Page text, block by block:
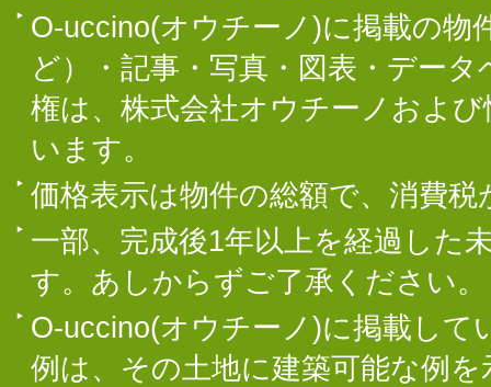
O-uccino(オウチーノ)に掲載の物
ど）・記事・写真・図表・デー
権は、株式会社オウチーノおよ
います。
価格表示は物件の総額で、消費
一部、完成後1年以上を経過した
す。あしからずご了承ください。
O-uccino(オウチーノ)に掲載して
例は、その土地に建築可能な例